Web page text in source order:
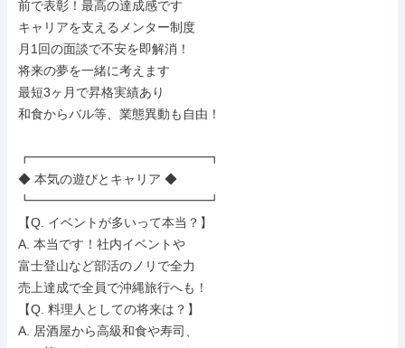
前で表彰！最高の達成感です
キャリアを支えるメンター制度
月1回の面談で不安を即解消！
将来の夢を一緒に考えます
最短3ヶ月で昇格実績あり
和食からバル等、業態異動も自由！
┏━━━━━━━━━━━━━━┓
◆ 本気の遊びとキャリア ◆
┗━━━━━━━━━━━━━━┛
【Q. イベントが多いって本当？】
A. 本当です！社内イベントや
富士登山など部活のノリで全力
売上達成で全員で沖縄旅行へも！
【Q. 料理人としての将来は？】
A. 居酒屋から高級和食や寿司、